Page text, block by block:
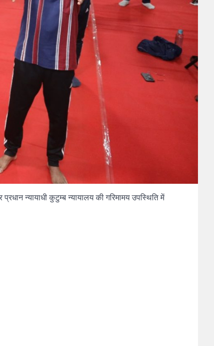
न्यायाधी कुटुम्ब न्यायालय की गरिमामय उपस्थिति में